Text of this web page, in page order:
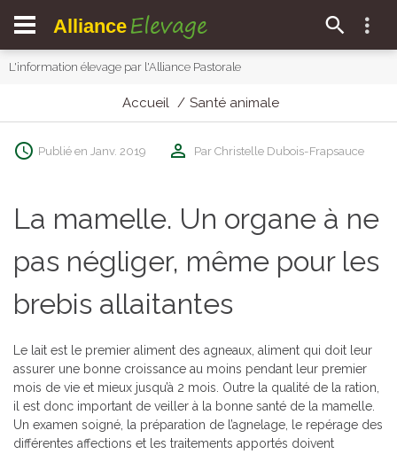
Alliance Elevage
L'information élevage par l'Alliance Pastorale
Accueil Santé animale
Publié en Janv. 2019 Par Christelle Dubois-Frapsauce
La mamelle. Un organe à ne
pas négliger, même pour les
brebis allaitantes
Le lait est le premier aliment des agneaux, aliment qui doit leur
assurer une bonne croissance au moins pendant leur premier
mois de vie et mieux jusqu’à 2 mois. Outre la qualité de la ration,
il est donc important de veiller à la bonne santé de la mamelle.
Un examen soigné, la préparation de l’agnelage, le repérage des
différentes affections et les traitements apportés doivent